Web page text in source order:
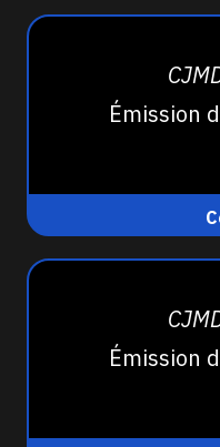
Émission
Émission